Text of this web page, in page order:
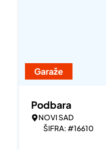
Garaže
Podbara
NOVI SAD
ŠIFRA: #16610